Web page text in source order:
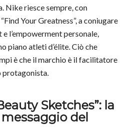
Nike riesce sempre, con
Your Greatness”, a coniugare
l’empowerment personale,
piano atleti d’élite. Ciò che
è che il marchio è il facilitatore
protagonista.
Sketches”: la
del